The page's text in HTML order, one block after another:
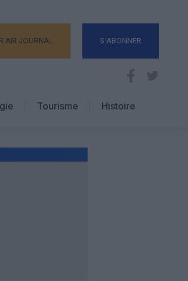
AIR JOURNAL S'ABONNER
Tourisme
Hôtellerie
Histoire